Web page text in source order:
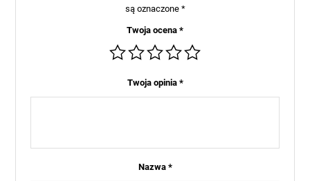
są oznaczone *
Twoja ocena *
Twoja opinia *
Nazwa *